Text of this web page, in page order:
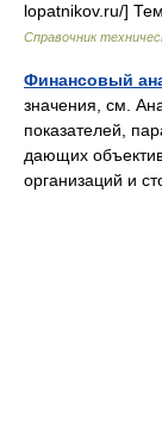
lopatnikov.ru/]
Справочник
Финансовый
значения, см.
показателей,
дающих
организаций и